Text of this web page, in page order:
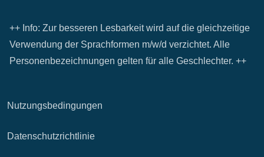
++ Info: Zur besseren Lesbarkeit wird auf die gleichzeitige
Verwendung der Sprachformen m/w/d verzichtet. Alle
Personenbezeichnungen gelten für alle Geschlechter. ++
Nutzungsbedingungen
Datenschutzrichtlinie